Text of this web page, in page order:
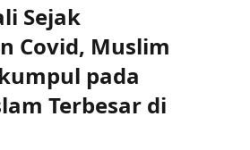
Sejak
Covid, Muslim
pada
Terbesar di